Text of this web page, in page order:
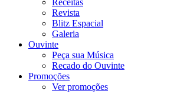
Revista
Blitz Espacial
Galeria
Ouvinte
Peça sua Música
Recado do Ouvinte
Promoções
Ver promoções